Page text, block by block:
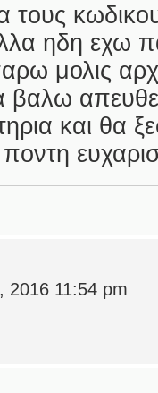
τους
ηδη εχω
μολις
και θα
2016 11:54 pm